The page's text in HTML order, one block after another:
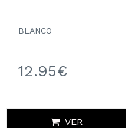
BLANCO
12.95€
VER